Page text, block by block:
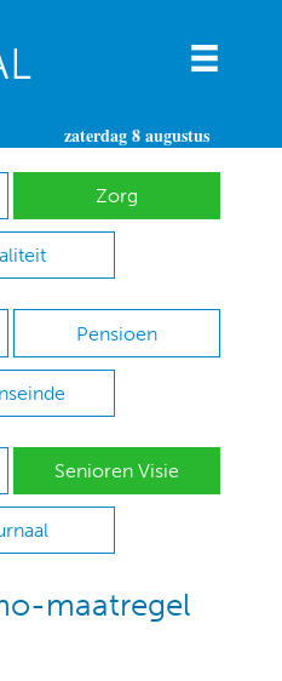
zaterdag 8 augustus
Zorg
Pensioen
Senioren Visie
maatregel